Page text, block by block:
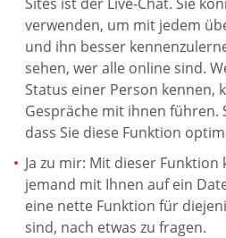
verwenden, um mit jedem
und ihn besser
sehen, wer alle online sind.
Status einer Person kennen,
Gespräche mit ihnen führen.
dass Sie diese Funktion
Ja zu mir: Mit dieser Funktion
jemand mit Ihnen auf ein
eine nette Funktion für
sind, nach etwas zu fragen.